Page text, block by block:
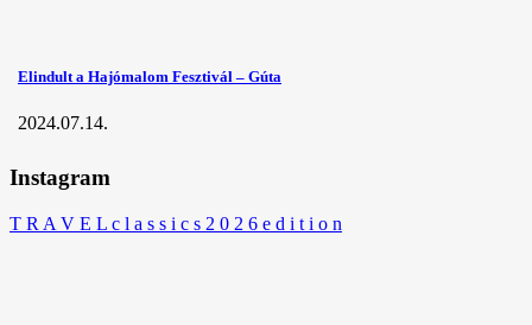
Elindult a Hajómalom Fesztivál – Gúta
2024.07.14.
Instagram
T R A V E L c l a s s i c s 2 0 2 6 e d i t i o n